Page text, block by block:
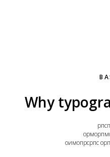
Why
оимопрсрпс